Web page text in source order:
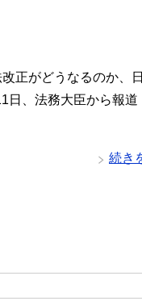
正がどうなるのか、日
日、法務大臣から報道
続き